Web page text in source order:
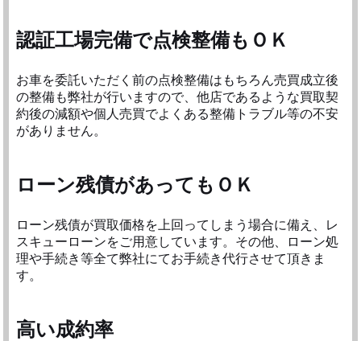
認証工場完備で点検整備もＯＫ
お車を委託いただく前の点検整備はもちろん売買成立後
の整備も弊社が行いますので、他店であるような買取契
約後の減額や個人売買でよくある整備トラブル等の不安
がありません。
ローン残債があってもＯＫ
ローン残債が買取価格を上回ってしまう場合に備え、レ
スキューローンをご用意しています。その他、ローン処
理や手続き等全て弊社にてお手続き代行させて頂きま
す。
高い成約率